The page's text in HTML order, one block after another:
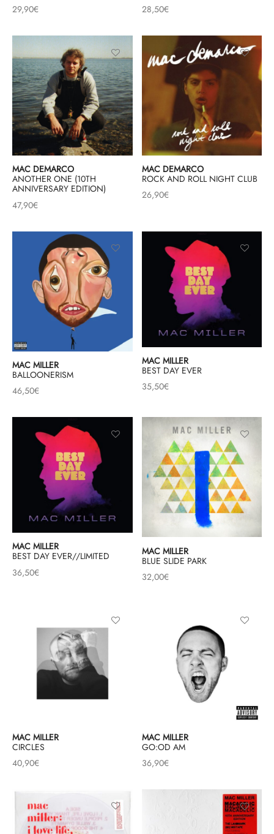
29,90€
28,50€
MAC DEMARCO
ANOTHER ONE (10TH
ANNIVERSARY EDITION)
47,90€
MAC DEMARCO
ROCK AND ROLL NIGHT CLUB
26,90€
MAC MILLER
BALLOONERISM
46,50€
MAC MILLER
BEST DAY EVER
35,50€
MAC MILLER
BEST DAY EVER//LIMITED
36,50€
MAC MILLER
BLUE SLIDE PARK
32,00€
MAC MILLER
CIRCLES
40,90€
MAC MILLER
GO:OD AM
36,90€